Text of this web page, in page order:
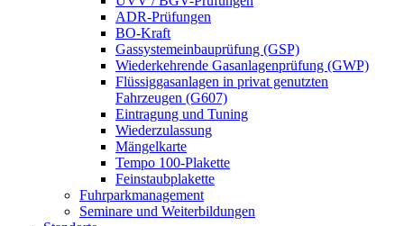
ADR-Prüfungen
BO-Kraft
Gassystemeinbauprüfung (GSP)
Wiederkehrende Gasanlagenprüfung (GWP)
Flüssiggasanlagen in privat genutzten
Fahrzeugen (G607)
Eintragung und Tuning
Wiederzulassung
Mängelkarte
Tempo 100-Plakette
Feinstaubplakette
Fuhrparkmanagement
Seminare und Weiterbildungen